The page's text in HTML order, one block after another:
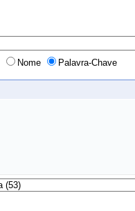
Nome Palavra-Chave